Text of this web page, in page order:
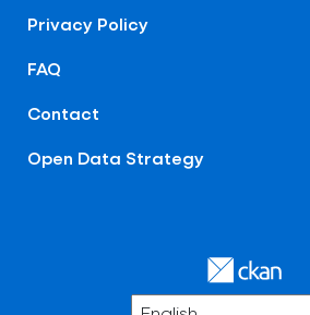
Privacy Policy
FAQ
Contact
Open Data Strategy